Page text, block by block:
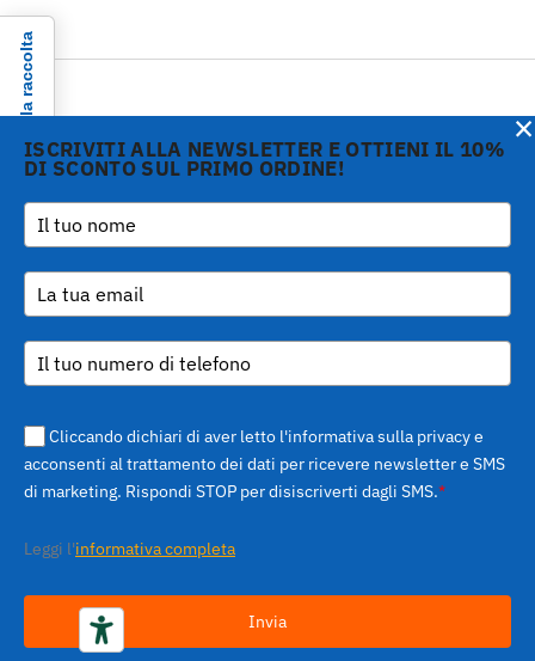
Copyright © 2026 Gi.Metal
srl - VAT no. 01888690979
Via Croce Rossa 1/C - 51037
Montale PT
Telefono :+39 0573
1943680-
UI v. 0.0.240 prod
(gde890d5 15/07/26tag
Tutto quello che serve per fare la pizza
Le tue preferenze relative alla privacy
Informativa sulla raccoltaISCRIVITI ALLA NEWSLETTER E OTTIENI IL 10%
DI SCONTO SUL PRIMO ORDINE!
Cliccando dichiari di aver letto l'informativa sulla privacy e
acconsenti al trattamento dei dati per ricevere newsletter e SMS
di marketing. Rispondi STOP per disiscriverti dagli SMS.*
Leggi l'informativa completa
Invia
×